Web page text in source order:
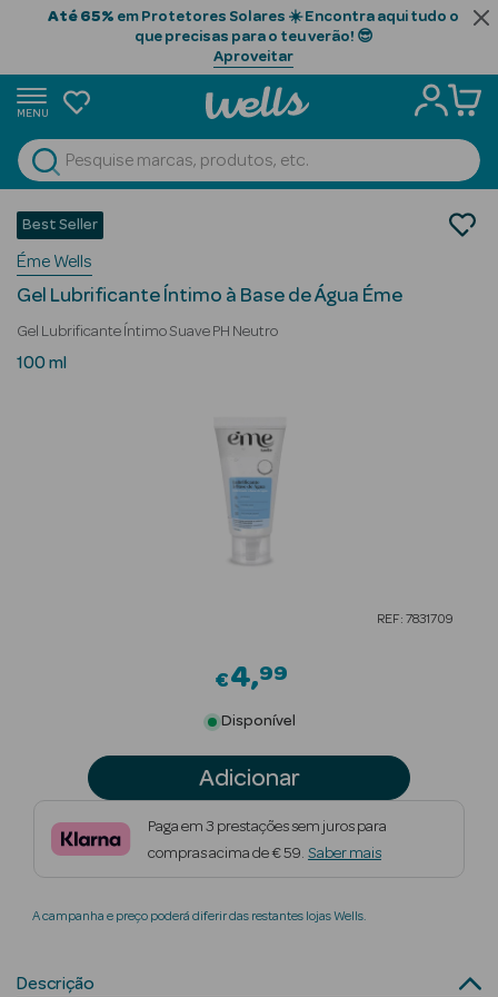
Até 65% em Protetores Solares ☀️ Encontra aqui tudo o
que precisas para o teu verão! 😎
Aproveitar
MENU
Ver Tudo
Beauty Season
Cabelo
Beauty Season
Beauty Season
Nutricosmética
Perfumes
Beauty Season
Saúde
Estimulantes e Lubrificantes
Best Seller
Éme Wells
Gel Lubrificante Íntimo à Base de Água Éme
Gel Lubrificante Íntimo Suave PH Neutro
100 ml
REF: 7831709
€4 99
Disponível
Adicionar
Paga em 3 prestações sem juros para
compras acima de € 59. Saber mais
A campanha e preço poderá diferir das restantes lojas Wells.
Descrição